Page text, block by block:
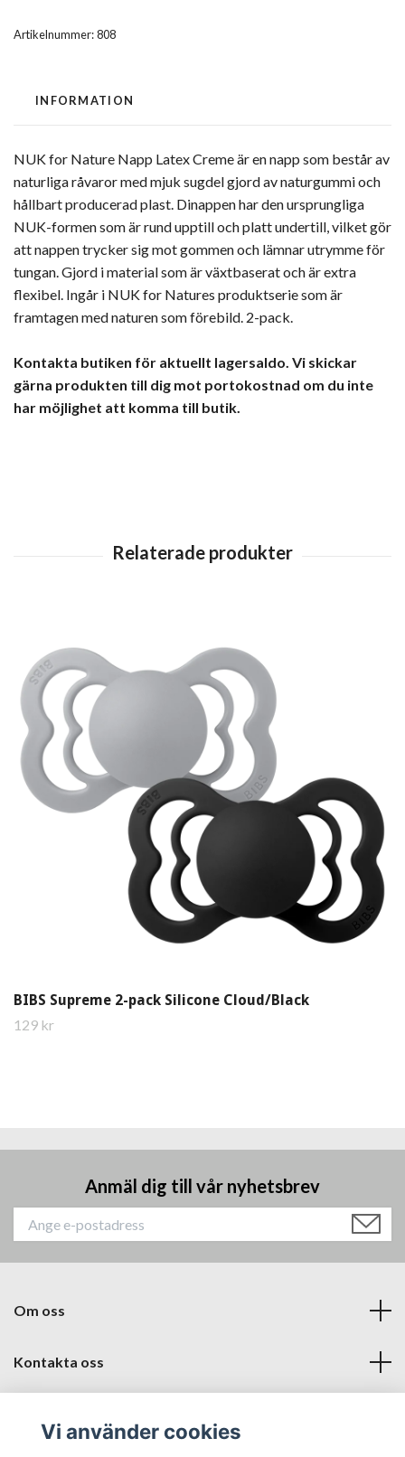
Artikelnummer:808
INFORMATION
NUK for Nature Napp Latex Creme är en napp som består av
naturliga råvaror med mjuk sugdel gjord av naturgummi och
hållbart producerad plast. Dinappen har den ursprungliga
NUK-formen som är rund upptill och platt undertill, vilket gör
att nappen trycker sig mot gommen och lämnar utrymme för
tungan. Gjord i material som är växtbaserat och är extra
flexibel. Ingår i NUK for Natures produktserie som är
framtagen med naturen som förebild. 2-pack.
Kontakta butiken för aktuellt lagersaldo. Vi skickar
gärna produkten till dig mot portokostnad om du inte
har möjlighet att komma till butik.
BIBS Supreme 2-pack Silicone Cloud/Black
129 kr
Anmäl dig till vår nyhetsbrev
Om oss
Kontakta oss
Vi använder cookies